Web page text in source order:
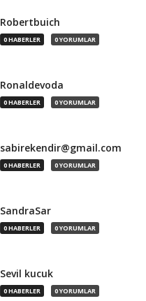
Robertbuich
0 HABERLER 0 YORUMLAR
Ronaldevoda
0 HABERLER 0 YORUMLAR
sabirekendir@gmail.com
0 HABERLER 0 YORUMLAR
SandraSar
0 HABERLER 0 YORUMLAR
Sevil kucuk
0 HABERLER 0 YORUMLAR